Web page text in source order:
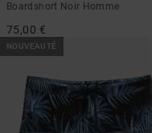
Boardshort Noir Homme
75,00 €
NOUVEAUTÉ